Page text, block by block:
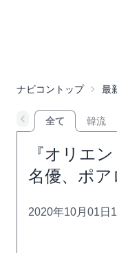
ナビコントップ 最
全て 韓流
『オリエ
名優、ポア
2020年10月01日